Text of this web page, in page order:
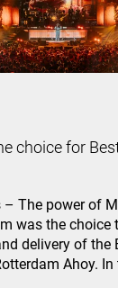
choice for
The power of
was the choice
delivery of the
Ahoy.